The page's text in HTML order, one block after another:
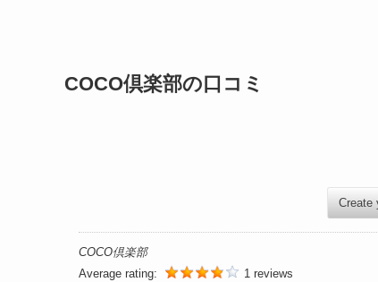
COCO倶楽部の口コミ
Create
COCO倶楽部
Average rating:
1 reviews